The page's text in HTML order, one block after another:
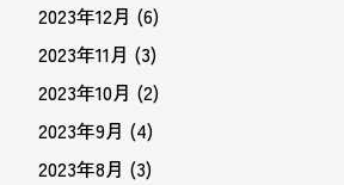
2023年12月 (6)
2023年11月 (3)
2023年10月 (2)
2023年9月 (4)
2023年8月 (3)